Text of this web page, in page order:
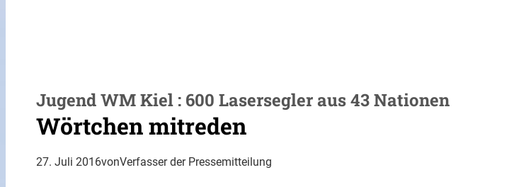
Jugend WM Kiel : 600 Lasersegler aus 43 Nationen
Wörtchen mitreden
27. Juli 2016vonVerfasser der Pressemitteilung